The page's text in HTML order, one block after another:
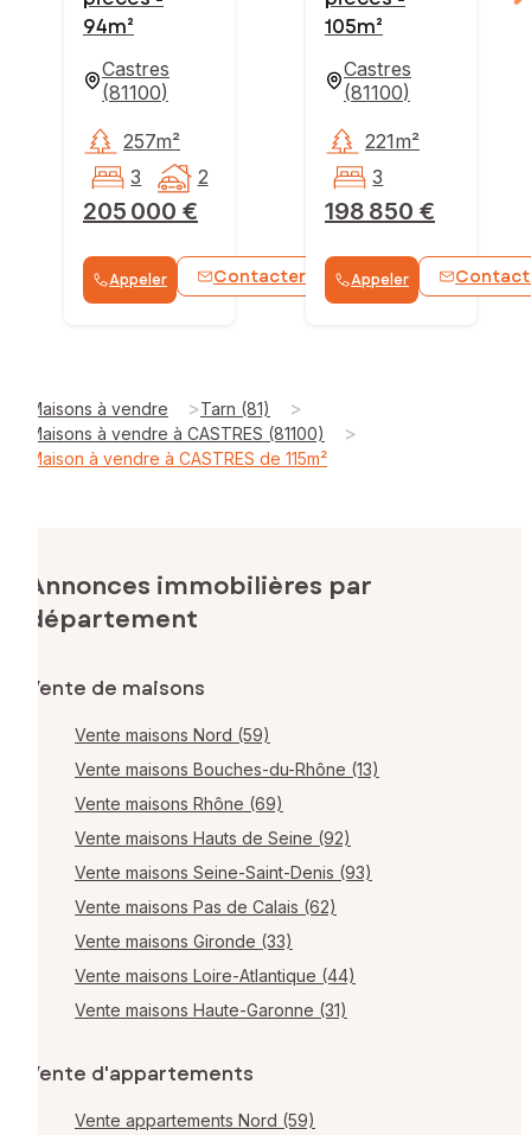
94m²
Castres
(81100)
205 000 €
257m²
3
2
Appeler Contacter WhatsApp
105m²
Castres
(81100)
198 850 €
221m²
3
Appeler
Maisons à vendre >Tarn (81) >
Maisons à vendre à CASTRES (81100) >
Maison à vendre à CASTRES de 115m²
Annonces immobilières par
département
Vente de maisons
Vente maisons Nord (59)
Vente maisons Bouches-du-Rhône (13)
Vente maisons Rhône (69)
Vente maisons Hauts de Seine (92)
Vente maisons Seine-Saint-Denis (93)
Vente maisons Pas de Calais (62)
Vente maisons Gironde (33)
Vente maisons Loire-Atlantique (44)
Vente maisons Haute-Garonne (31)
Vente d'appartements
Vente appartements Nord (59)